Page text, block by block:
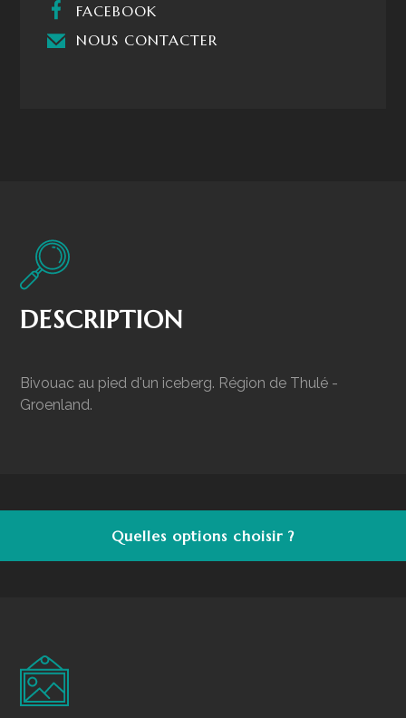
FACEBOOK
NOUS CONTACTER
DESCRIPTION
Bivouac au pied d'un iceberg. Région de Thulé -
Groenland.
Quelles options choisir ?